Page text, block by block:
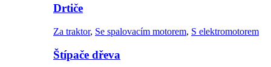
Drtiče
Za traktor, Se spalovacím motorem, S elektromotorem
Štípače dřeva